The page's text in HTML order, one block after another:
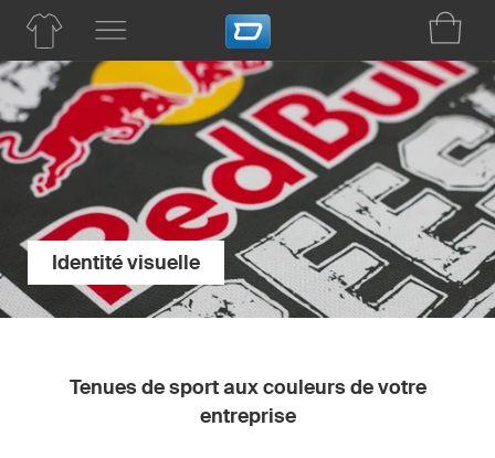
Identité visuelle
Tenues de sport aux couleurs de votre
entreprise